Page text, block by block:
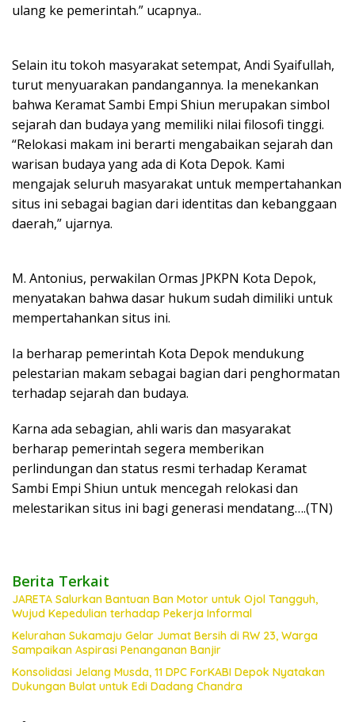
ulang ke pemerintah.” ucapnya..
Selain itu tokoh masyarakat setempat, Andi Syaifullah,
turut menyuarakan pandangannya. Ia menekankan
bahwa Keramat Sambi Empi Shiun merupakan simbol
sejarah dan budaya yang memiliki nilai filosofi tinggi.
“Relokasi makam ini berarti mengabaikan sejarah dan
warisan budaya yang ada di Kota Depok. Kami
mengajak seluruh masyarakat untuk mempertahankan
situs ini sebagai bagian dari identitas dan kebanggaan
daerah,” ujarnya.
M. Antonius, perwakilan Ormas JPKPN Kota Depok,
menyatakan bahwa dasar hukum sudah dimiliki untuk
mempertahankan situs ini.
Ia berharap pemerintah Kota Depok mendukung
pelestarian makam sebagai bagian dari penghormatan
terhadap sejarah dan budaya.
Karna ada sebagian, ahli waris dan masyarakat
berharap pemerintah segera memberikan
perlindungan dan status resmi terhadap Keramat
Sambi Empi Shiun untuk mencegah relokasi dan
melestarikan situs ini bagi generasi mendatang….(TN)
Berita Terkait
JARETA Salurkan Bantuan Ban Motor untuk Ojol Tangguh,
Wujud Kepedulian terhadap Pekerja Informal
Kelurahan Sukamaju Gelar Jumat Bersih di RW 23, Warga
Sampaikan Aspirasi Penanganan Banjir
Konsolidasi Jelang Musda, 11 DPC ForKABI Depok Nyatakan
Dukungan Bulat untuk Edi Dadang Chandra